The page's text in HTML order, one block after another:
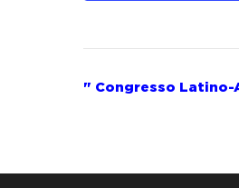
Evento
" Congresso